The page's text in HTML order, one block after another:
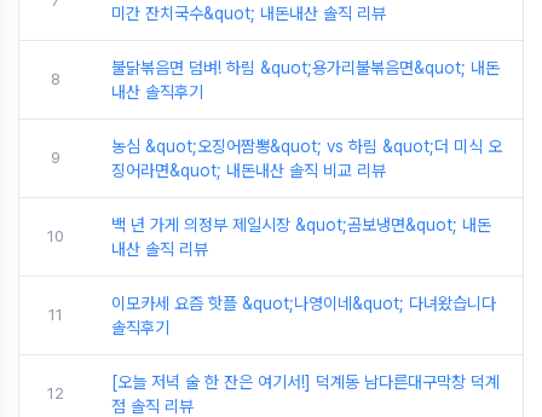
미간 잔치국수&quot; 내돈내산 솔직 리뷰
8
불닭볶음면 덤벼! 하림 &quot;용가리불볶음면&quot; 내돈
내산 솔직후기
9
농심 &quot;오징어짬뽕&quot; vs 하림 &quot;더 미식 오
징어라면&quot; 내돈내산 솔직 비교 리뷰
10
백 년 가게 의정부 제일시장 &quot;곰보냉면&quot; 내돈
내산 솔직 리뷰
11
이모카세 요즘 핫플 &quot;나영이네&quot; 다녀왔습니다
솔직후기
12
[오늘 저녁 술 한 잔은 여기서!] 덕계동 남다른대구막창 덕계
점 솔직 리뷰